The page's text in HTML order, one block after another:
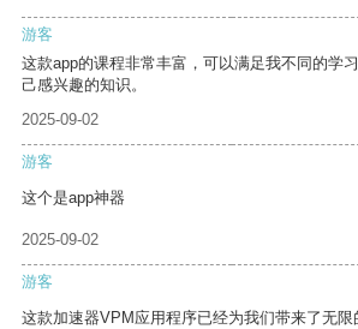
游客
这款app的课程非常丰富，可以满足我不同的学
己感兴趣的知识。
2025-09-02
游客
这个是app神器
2025-09-02
游客
这款加速器VPM应用程序已经为我们带来了无限